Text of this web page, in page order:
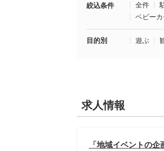
絞込条件 全件
ベビー
目的別 遊ぶ
求人情報
「地域イベントの